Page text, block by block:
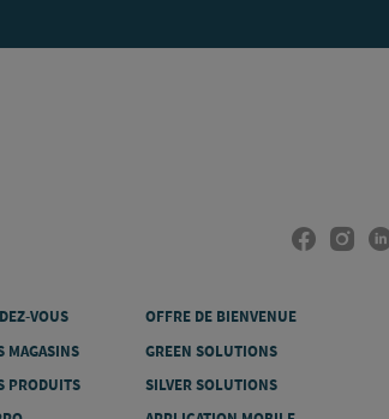
VOUS
MAGASINS
PRODUITS
OFFRE DE BIENVENUE
GREEN SOLUTIONS
SILVER SOLUTIONS